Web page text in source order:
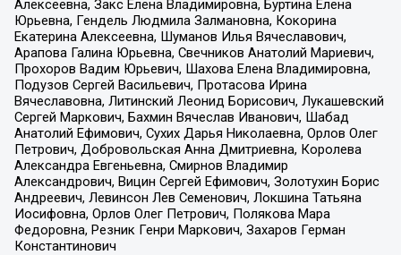
Алексеевна, Закс Елена Владимировна, Буртина Елена
Юрьевна, Гендель Людмила Залмановна, Кокорина
Екатерина Алексеевна, Шуманов Илья Вячеславович,
Арапова Галина Юрьевна, Свечников Анатолий Мариевич,
Прохоров Вадим Юрьевич, Шахова Елена Владимировна,
Подузов Сергей Васильевич, Протасова Ирина
Вячеславовна, Литинский Леонид Борисович, Лукашевский
Сергей Маркович, Бахмин Вячеслав Иванович, Шабад
Анатолий Ефимович, Сухих Дарья Николаевна, Орлов Олег
Петрович, Добровольская Анна Дмитриевна, Королева
Александра Евгеньевна, Смирнов Владимир
Александрович, Вицин Сергей Ефимович, Золотухин Борис
Андреевич, Левинсон Лев Семенович, Локшина Татьяна
Иосифовна, Орлов Олег Петрович, Полякова Мара
Федоровна, Резник Генри Маркович, Захаров Герман
Константинович